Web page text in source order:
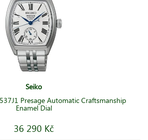
Seiko
Presage Automatic Craftsmanship
Enamel Dial
36 290 Kč